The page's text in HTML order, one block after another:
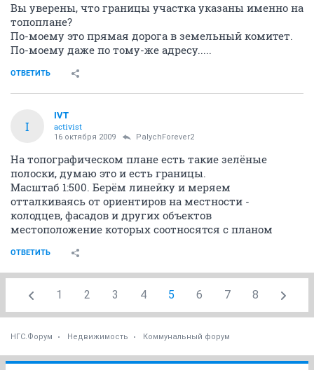
Вы уверены, что границы участка указаны именно на
топоплане?
По-моему это прямая дорога в земельный комитет.
По-моему даже по тому-же адресу.....
ОТВЕТИТЬ
I
IVT
activist
16 октября 2009 PalychForever2
На топографическом плане есть такие зелёные
полоски, думаю это и есть границы.
Масштаб 1:500. Берём линейку и меряем
отталкиваясь от ориентиров на местности -
колодцев, фасадов и других объектов
местоположение которых соотносятся с планом
ОТВЕТИТЬ
1 2 3 4 5 6 7 8
НГС.Форум Недвижимость Коммунальный форум